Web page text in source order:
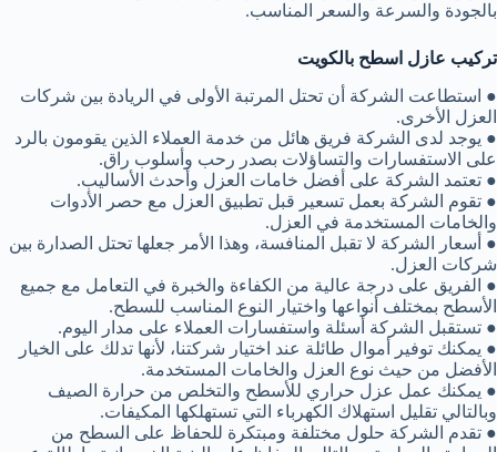
بالجودة والسرعة والسعر المناسب.
تركيب عازل اسطح بالكويت
● استطاعت الشركة أن تحتل المرتبة الأولى في الريادة بين شركات
العزل الأخرى.
● يوجد لدى الشركة فريق هائل من خدمة العملاء الذين يقومون بالرد
على الاستفسارات والتساؤلات بصدر رحب وأسلوب راق.
● تعتمد الشركة على أفضل خامات العزل وأحدث الأساليب.
● تقوم الشركة بعمل تسعير قبل تطبيق العزل مع حصر الأدوات
والخامات المستخدمة في العزل.
● أسعار الشركة لا تقبل المنافسة، وهذا الأمر جعلها تحتل الصدارة بين
شركات العزل.
● الفريق على درجة عالية من الكفاءة والخبرة في التعامل مع جميع
الأسطح بمختلف أنواعها واختيار النوع المناسب للسطح.
● تستقبل الشركة أسئلة واستفسارات العملاء على مدار اليوم.
● يمكنك توفير أموال طائلة عند اختيار شركتنا، لأنها تدلك على الخيار
الأفضل من حيث نوع العزل والخامات المستخدمة.
● يمكنك عمل عزل حراري للأسطح والتخلص من حرارة الصيف
وبالتالي تقليل استهلاك الكهرباء التي تستهلكها المكيفات.
● تقدم الشركة حلول مختلفة ومبتكرة للحفاظ على السطح من